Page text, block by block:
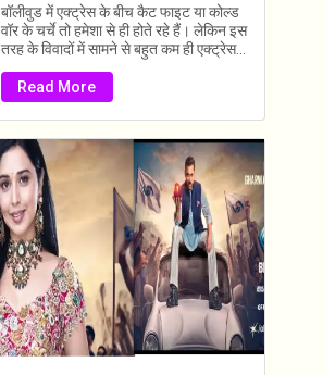
बॉलीवुड में एक्ट्रेस के बीच कैट फाइट या कोल्ड
वॉर के चर्चे तो हमेशा से ही होते रहे हैं। लेकिन इस
तरह के विवादों में सामने से बहुत कम ही एक्ट्रेस...
Read More